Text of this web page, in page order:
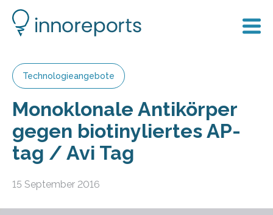
Technologieangebote
Monoklonale Antikörper
gegen biotinyliertes AP-
tag / Avi Tag
15 September 2016